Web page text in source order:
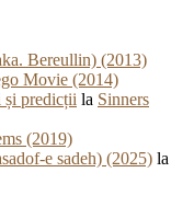
Bereullin) (2013)
Movie (2014)
și predicții la Sinners
(2019)
e sadeh) (2025) la